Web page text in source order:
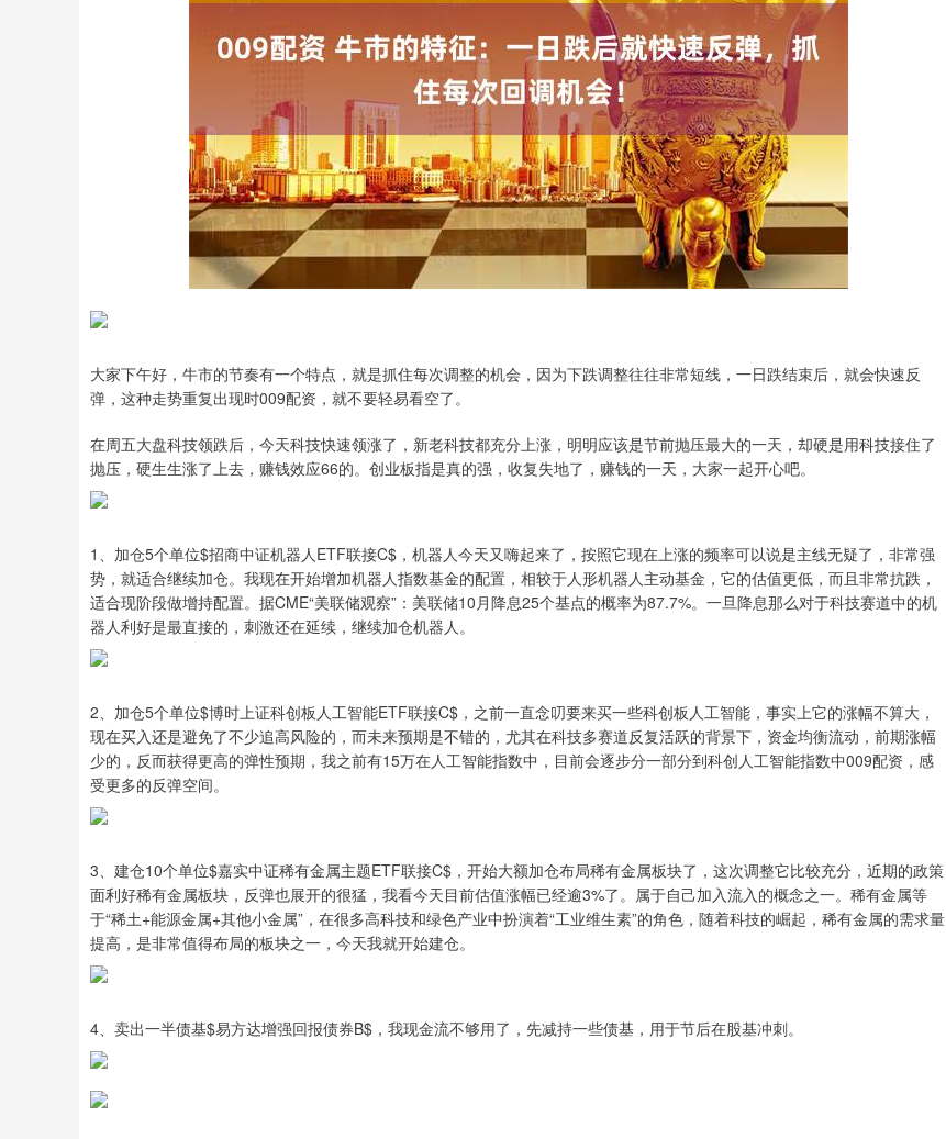
大家下午好，牛市的节奏有一个特点，就是抓住每次调整的机会，因为下跌调整往往非常短线，一日跌结束后，就会快速反
弹，这种走势重复出现时009配资，就不要轻易看空了。
在周五大盘科技领跌后，今天科技快速领涨了，新老科技都充分上涨，明明应该是节前抛压最大的一天，却硬是用科技接住了
抛压，硬生生涨了上去，赚钱效应66的。创业板指是真的强，收复失地了，赚钱的一天，大家一起开心吧。
1、加仓5个单位$招商中证机器人ETF联接C$，机器人今天又嗨起来了，按照它现在上涨的频率可以说是主线无疑了，非常强
势，就适合继续加仓。我现在开始增加机器人指数基金的配置，相较于人形机器人主动基金，它的估值更低，而且非常抗跌，
适合现阶段做增持配置。据CME“美联储观察”：美联储10月降息25个基点的概率为87.7%。一旦降息那么对于科技赛道中的机
器人利好是最直接的，刺激还在延续，继续加仓机器人。
2、加仓5个单位$博时上证科创板人工智能ETF联接C$，之前一直念叨要来买一些科创板人工智能，事实上它的涨幅不算大，
现在买入还是避免了不少追高风险的，而未来预期是不错的，尤其在科技多赛道反复活跃的背景下，资金均衡流动，前期涨幅
少的，反而获得更高的弹性预期，我之前有15万在人工智能指数中，目前会逐步分一部分到科创人工智能指数中009配资，感
受更多的反弹空间。
3、建仓10个单位$嘉实中证稀有金属主题ETF联接C$，开始大额加仓布局稀有金属板块了，这次调整它比较充分，近期的政策
面利好稀有金属板块，反弹也展开的很猛，我看今天目前估值涨幅已经逾3%了。属于自己加入流入的概念之一。稀有金属等
于“稀土+能源金属+其他小金属”，在很多高科技和绿色产业中扮演着“工业维生素”的角色，随着科技的崛起，稀有金属的需求量
提高，是非常值得布局的板块之一，今天我就开始建仓。
4、卖出一半债基$易方达增强回报债券B$，我现金流不够用了，先减持一些债基，用于节后在股基冲刺。
深证成指 14144.20 258.49 1.86% 沪深300 4658.15